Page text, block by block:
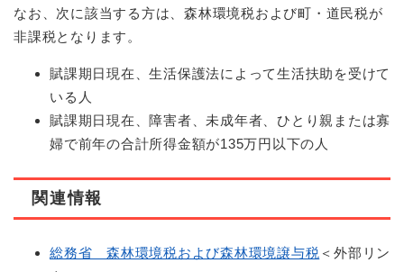
なお、次に該当する方は、森林環境税および町・道民税が
非課税となります。
賦課期日現在、生活保護法によって生活扶助を受けて
いる人
賦課期日現在、障害者、未成年者、ひとり親または寡
婦で前年の合計所得金額が135万円以下の人
関連情報
総務省 森林環境税および森林環境譲与税 ＜外部リン